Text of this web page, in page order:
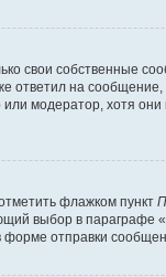
свои собственные
на
модератор, хотя
флажком пункт
выбор в
форме отправки